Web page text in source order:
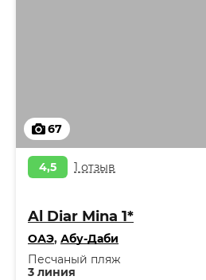
67
4,5 1 отзыв
Al Diar Mina 1*
ОАЭ, Абу-Даби
3 линия
Песчаный пляж